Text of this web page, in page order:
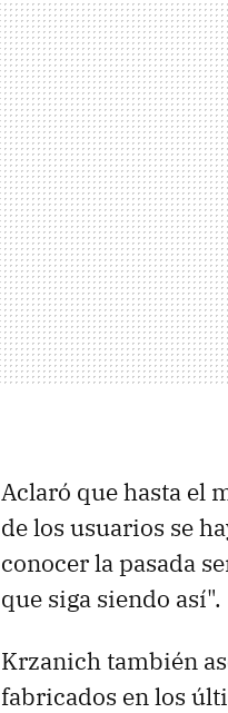
Aclaró que hasta el
de los usuarios se
conocer la pasada
que siga siendo así".
Krzanich también
fabricados en los